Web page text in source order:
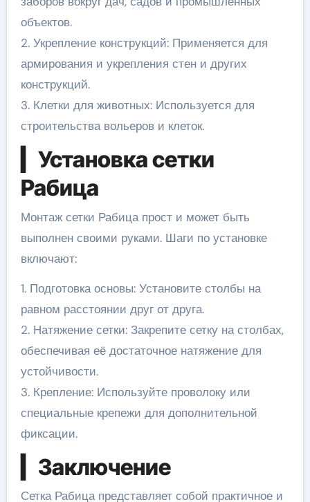
объектов.
2. Укрепление конструкций: Применяется для
армирования и укрепления стен и других
конструкций.
3. Клетки для животных: Используется для
строительства вольеров и клеток.
▎Установка сетки
Рабица
Монтаж сетки Рабица прост и может быть
выполнен своими руками. Шаги по установке
включают:
1. Подготовка основы: Установите столбы на
равном расстоянии друг от друга.
2. Натяжение сетки: Закрепите сетку на столбах,
обеспечивая её достаточное натяжение для
устойчивости.
3. Крепление: Используйте проволоку или
специальные крепежи для дополнительной
фиксации.
▎Заключение
Сетка Рабица представляет собой практичное и